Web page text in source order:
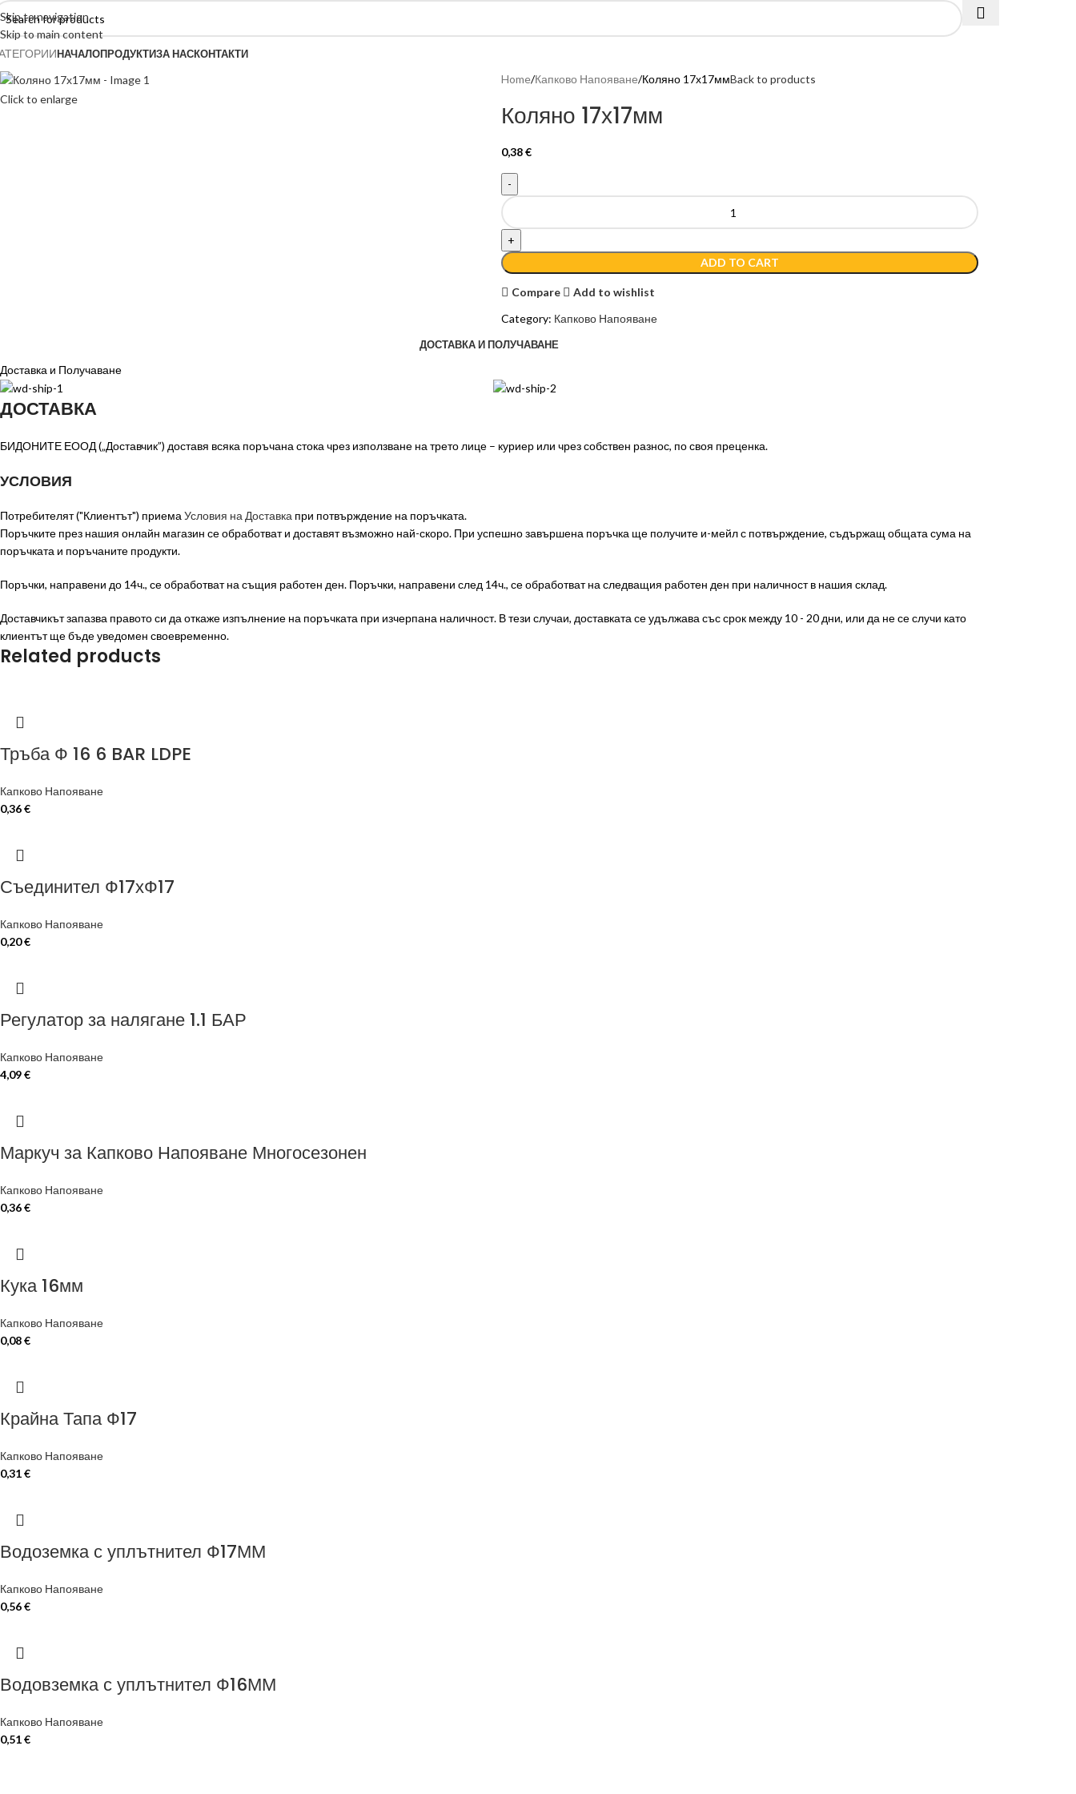
Skip to navigation
Skip to main content
НАЧАЛОПРОДУКТИЗА НАСКОНТАКТИ
Click to enlarge
Home Капково Напояване Коляно 17х17ммBack to products
Коляно 17х17мм
0,38€
ADD TO CART
Compare
Add to wishlist
Category: Капково Напояване
ДОСТАВКА И ПОЛУЧАВАНЕ
Доставка и Получаване
ДОСТАВКА
БИДОНИТЕ ЕООД („Доставчик”) доставя всяка поръчана стока чрез използване на трето лице – куриер или чрез собствен разнос, по своя преценка.
УСЛОВИЯ
Потребителят ("Клиентът") приемаУсловия на Доставка при потвърждение на поръчката.
Поръчките през нашия онлайн магазин се обработват и доставят възможно най-скоро. При успешно завършена поръчка ще получите и-мейл с потвърждение, съдържащ общата сума на
поръчката и поръчаните продукти.
Поръчки, направени до 14ч., се обработват на същия работен ден. Поръчки, направени след 14ч., се обработват на следващия работен ден при наличност в нашия склад.
Доставчикът запазва правото си да откаже изпълнение на поръчката при изчерпана наличност. В тези случаи, доставката се удължава със срок между 10 - 20 дни, или да не се случи като
клиентът ще бъде уведомен своевременно.
Related products
Тръба Ф 16 6 BAR LDPE
Капково Напояване
0,36€
Съединител Ф17хФ17
Капково Напояване
0,20€
Регулатор за налягане 1.1 БАР
Капково Напояване
4,09€
Маркуч за Капково Напояване Многосезонен
Капково Напояване
0,36€
Кука 16мм
Капково Напояване
0,08€
Крайна Тапа Ф17
Капково Напояване
0,31€
Водоземка с уплътнител Ф17ММ
Капково Напояване
0,56€
Водовземка с уплътнител Ф16ММ
Капково Напояване
0,51€